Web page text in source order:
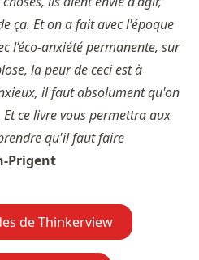
ça. Et on a fait avec l'époque
l’éco-anxiété permanente, sur
la peur de ceci est à
il faut absolument qu'on
ce livre vous permettra aux
qu'il faut faire
Prigent
de Thinkerview